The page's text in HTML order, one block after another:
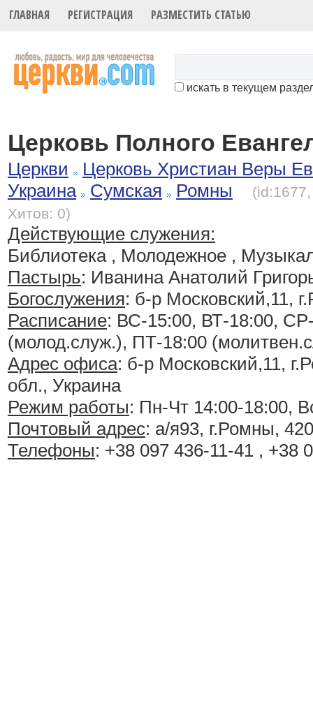
ГЛАВНАЯ РЕГИСТРАЦИЯ РАЗМЕСТИТЬ СТАТЬЮ
искать в текущем
Церковь Полного
Церкви
Церковь Христиан Веры
Украина
Сумская Ромны
Хитов: 0)
Действующие служения:
Библиотека , Молодежное ,
Пастырь: Иванина Анатолий
Богослужения: б-р Московский,11,
Расписание: ВС-15:00, ВТ-18:00,
(молод.служ.), ПТ-18:00
Адрес офиса: б-р Московский,11,
обл., Украина
Режим работы: Пн-Чт 14:00-18:00,
Почтовый адрес: а/я93, г.Ромны,
Телефоны: +38 097 436-11-41 , +38